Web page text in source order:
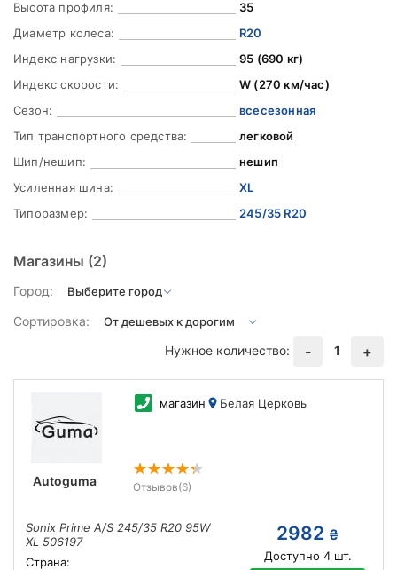
Высота профиля:
35
Диаметр колеса:
R20
Индекс нагрузки:
95 (690 кг)
Индекс скорости:
W (270 км/час)
Сезон:
всесезонная
Тип транспортного средства:
легковой
Шип/нешип:
нешип
Усиленная шина:
XL
Типоразмер:
245/35 R20
Магазины (2)
Город:
Сортировка:
Нужное количество:
- 1 +
Autoguma
магазин Белая Церковь
Отзывов(6)
Sonix Prime A/S 245/35 R20 95W
XL 506197
Страна:
2982 ₴
Доступно 4шт.